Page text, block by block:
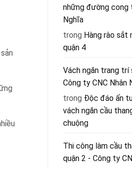
những đường cong
Nghĩa
trong Hàng rào sắt
quận 4
Vách ngăn trang
Công ty CNC Nhân
trong Độc đáo ấn
vách ngăn cầu
chuộng
Thi công làm cầu
quận 2 - Công ty